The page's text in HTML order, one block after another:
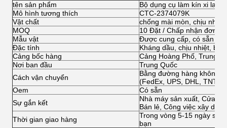
tên sản phẩm
Bộ dụng cụ làm kín xi lanh
Mô hình tương thích
CTC-2374079K
Vật chất
chống mài mòn, chịu
MOQ
10 Đặt / Chấp nhận đơn
Mẫu vật
Được cung cấp, có sẵn
Đặc tính
Kháng dầu, chịu nhiệt,
Cảng bốc hàng
Cảng Hoàng Phố, Trung
Nơi ban đầu
Trung Quốc
Cách vận chuyển
Bằng đường hàng không,
(FedEx, UPS, DHL, TNT,
Oem
Có sẵn
Sự gắn kết
Nhà máy sản xuất, Cửa
Bán lẻ, Công việc xây
Thời gian giao hàng
Trong vòng 5-15 ngày
bạn